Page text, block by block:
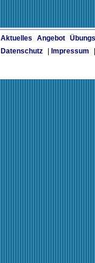
Aktuelles Angebot
Datenschutz
Impressum